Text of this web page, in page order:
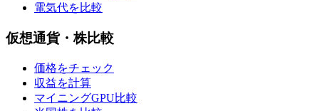
電気代を比較
仮想通貨・株比較
価格をチェック
収益を計算
マイニングGPU比較